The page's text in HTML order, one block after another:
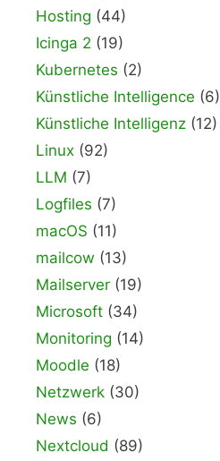
Hosting (44)
Icinga 2 (19)
Kubernetes (2)
Künstliche Intelligence (6)
Künstliche Intelligenz (12)
Linux (92)
LLM (7)
Logfiles (7)
macOS (11)
mailcow (13)
Mailserver (19)
Microsoft (34)
Monitoring (14)
Moodle (18)
Netzwerk (30)
News (6)
Nextcloud (89)